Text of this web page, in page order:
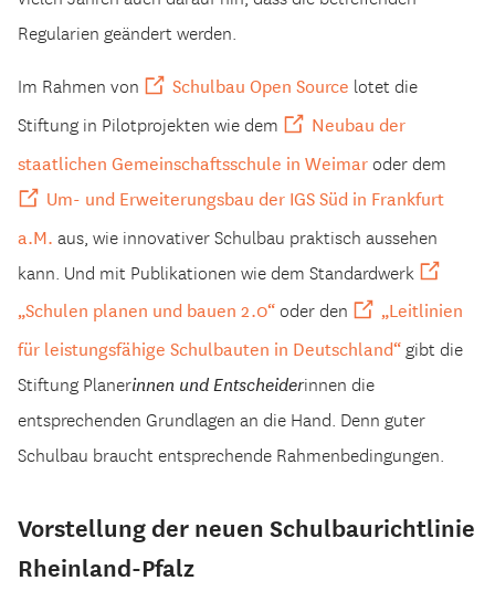
Regularien geändert werden.
Im Rahmen von
Schulbau Open Source lotet die
Stiftung in Pilotprojekten wie dem
Neubau der
staatlichen Gemeinschaftsschule in Weimar oder dem
Um- und Erweiterungsbau der IGS Süd in Frankfurt
a.M. aus, wie innovativer Schulbau praktisch aussehen
kann. Und mit Publikationen wie dem Standardwerk
„Schulen planen und bauen 2.0“ oder den
„Leitlinien
für leistungsfähige Schulbauten in Deutschland“ gibt die
Stiftung Planerinnen und Entscheiderinnen die
entsprechenden Grundlagen an die Hand. Denn guter
Schulbau braucht entsprechende Rahmenbedingungen.
Vorstellung der neuen Schulbaurichtlinie
Rheinland-Pfalz